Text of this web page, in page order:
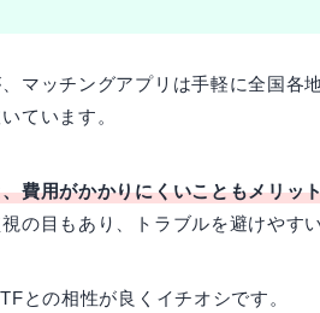
マッチングアプリは手軽に全国各
ています。
費用がかかりにくいこともメリッ
の目もあり、トラブルを避けやす
との相性が良くイチオシです。